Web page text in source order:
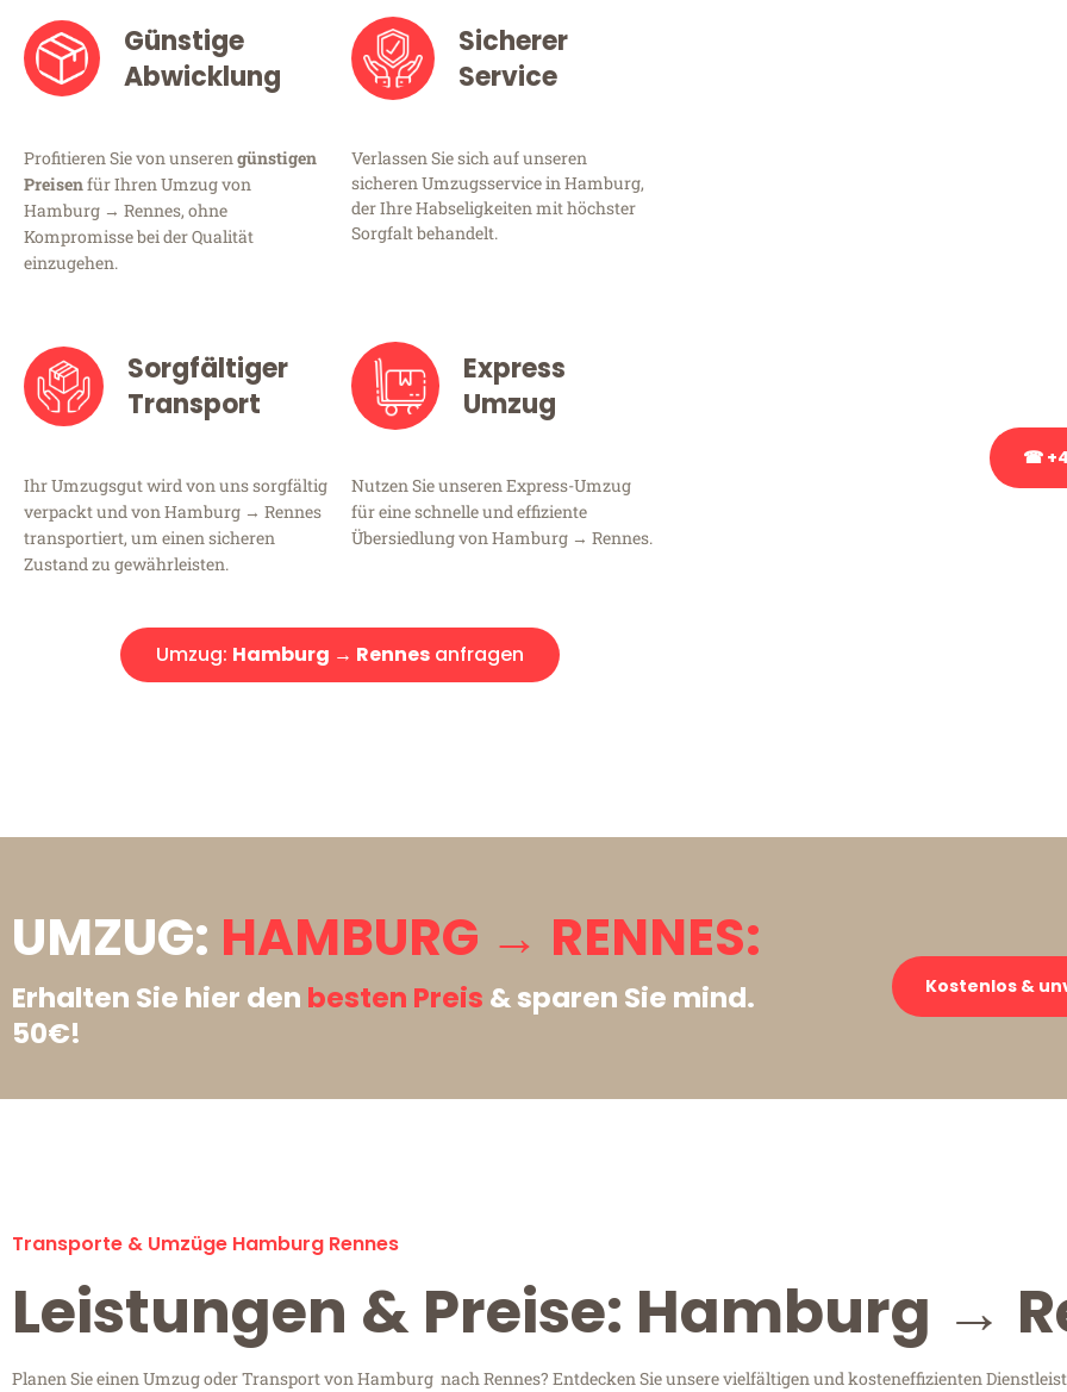
Günstige
Abwicklung
Profitieren Sie von unserengünstigen
Preisenfür Ihren Umzug von
Hamburg → Rennes, ohne
Kompromisse bei der Qualität
einzugehen.
Sicherer
Service
Verlassen Sie sich auf unseren
sicheren Umzugsservice in Hamburg,
der Ihre Habseligkeiten mit höchster
Sorgfalt behandelt.
Sorgfältiger
Transport
Ihr Umzugsgut wird von uns sorgfältig
verpackt und von Hamburg → Rennes
transportiert, um einen sicheren
Zustand zu gewährleisten.
Express
Umzug
Nutzen Sie unseren Express-Umzug
für eine schnelle und effiziente
Übersiedlung von Hamburg → Rennes.
Umzug: Hamburg → Rennesanfragen
☎
UMZUG: HAMBURG → RENNES:
Erhalten Sie hier den besten Preis & sparen Sie mind.
50€!
Kostenlos &
Transporte & Umzüge Hamburg Rennes
Leistungen & Preise: Hamburg →
Planen Sie einen Umzug oder Transport von Hamburg nach Rennes? Entdecken Sie unsere vielfältigen und kosteneffizienten